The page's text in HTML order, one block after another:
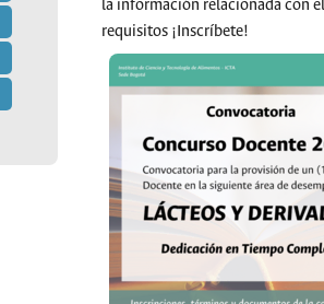
Show larger version
la información relacionada con
requisitos ¡Inscríbete!